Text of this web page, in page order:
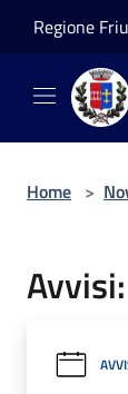
Regione
Home >